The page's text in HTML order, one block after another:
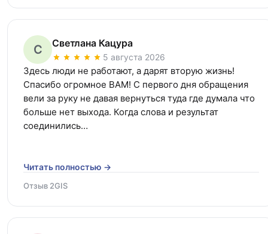
С Светлана Кацура
5 августа 2026
Здесь люди не работают, а дарят вторую жизнь!
Спасибо огромное ВАМ! С первого дня обращения
вели за руку не давая вернуться туда где думала что
больше нет выхода. Когда слова и результат
соединились…
Читать полностью →
Отзыв 2GIS